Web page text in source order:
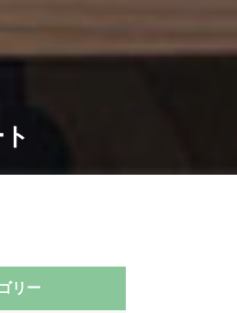
リー